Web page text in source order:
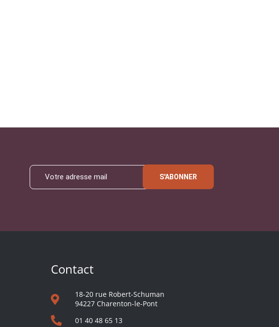
S'ABONNER
Contact
18-20 rue Robert-Schuman
94227 Charenton-le-Pont
01 40 48 65 13